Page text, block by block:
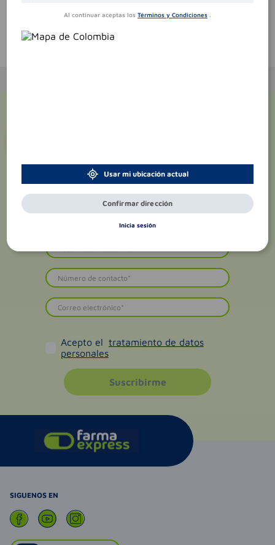
Acepto el tratamiento de datos
personales
Suscribirme
SIGUENOS EN
Al continuar aceptas los Términos y Condiciones .
Usar mi ubicación actual
Confirmar dirección
Inicia sesión